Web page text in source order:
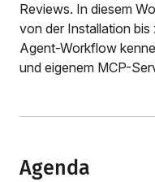
Reviews. In diesem
von der Installation
Agent-Workflow
und eigenem MCP-
Agenda